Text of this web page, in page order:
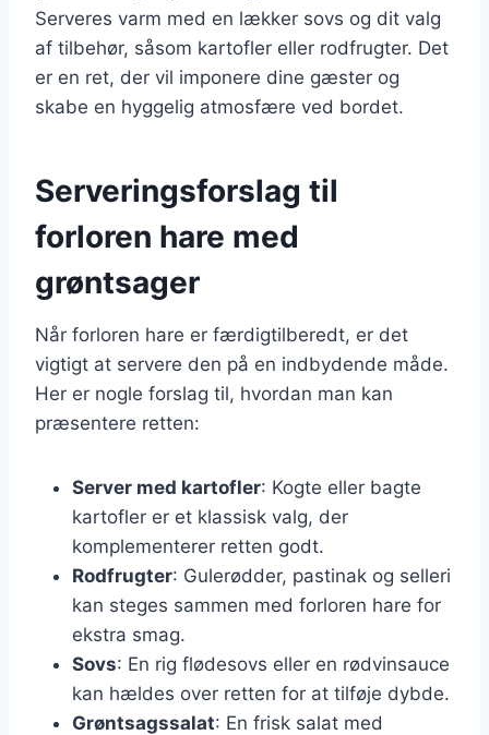
Serveres varm med en lækker sovs og dit valg
af tilbehør, såsom kartofler eller rodfrugter. Det
er en ret, der vil imponere dine gæster og
skabe en hyggelig atmosfære ved bordet.
Serveringsforslag til
forloren hare med
grøntsager
Når forloren hare er færdigtilberedt, er det
vigtigt at servere den på en indbydende måde.
Her er nogle forslag til, hvordan man kan
præsentere retten:
Server med kartofler: Kogte eller bagte
kartofler er et klassisk valg, der
komplementerer retten godt.
Rodfrugter: Gulerødder, pastinak og selleri
kan steges sammen med forloren hare for
ekstra smag.
Sovs: En rig flødesovs eller en rødvinsauce
kan hældes over retten for at tilføje dybde.
Grøntsagssalat: En frisk salat med